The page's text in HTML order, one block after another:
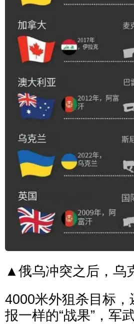
▲俄乌冲突之后，乌
4000米外狙杀目标
报一样的“战果”，军